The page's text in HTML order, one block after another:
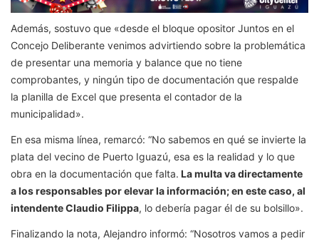
Además, sostuvo que «desde el bloque opositor Juntos en el
Concejo Deliberante venimos advirtiendo sobre la problemática
de presentar una memoria y balance que no tiene
comprobantes, y ningún tipo de documentación que respalde
la planilla de Excel que presenta el contador de la
municipalidad».
En esa misma línea, remarcó: “No sabemos en qué se invierte la
plata del vecino de Puerto Iguazú, esa es la realidad y lo que
obra en la documentación que falta. La multa va directamente
a los responsables por elevar la información; en este caso, al
intendente Claudio Filippa, lo debería pagar él de su bolsillo».
Finalizando la nota, Alejandro informó: “Nosotros vamos a pedir